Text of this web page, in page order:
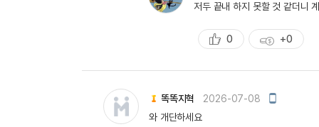
일
저두 끝내 하지 못할 것 같더니
추
천
0
획
득
+0
똑똑지혁 2026-07-08
모
와 개단하세요